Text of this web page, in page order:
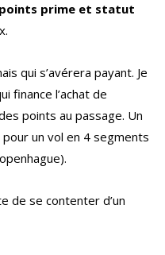
points prime et statut
qui s’avérera payant. Je
finance l’achat de
points au passage. Un
un vol en 4 segments
de se contenter d’un